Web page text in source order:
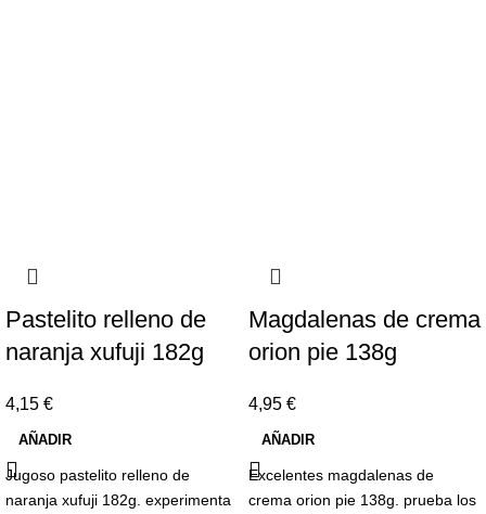
Pastelito relleno de
naranja xufuji 182g
4,15 €
AÑADIR
Jugoso pastelito relleno de
naranja xufuji 182g. experimenta
Magdalenas de crema
orion pie 138g
4,95 €
AÑADIR
Excelentes magdalenas de
crema orion pie 138g. prueba los